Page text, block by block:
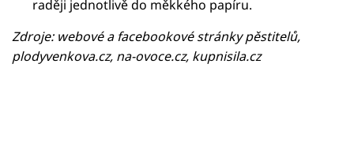
raději jednotlivě do měkkého papíru.
Zdroje: webové a facebookové stránky pěstitelů,
plodyvenkova.cz, na-ovoce.cz, kupnisila.cz